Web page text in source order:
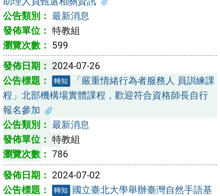
最新消息
特教組
599
2024-07-26
轉知
「嚴重情緒行為者服務人 員訓練課
程」北部機構場實體課程，歡迎符合資格師長自行
報名參加
最新消息
特教組
786
2024-07-02
轉知
國立臺北大學舉辦臺灣自然手語基